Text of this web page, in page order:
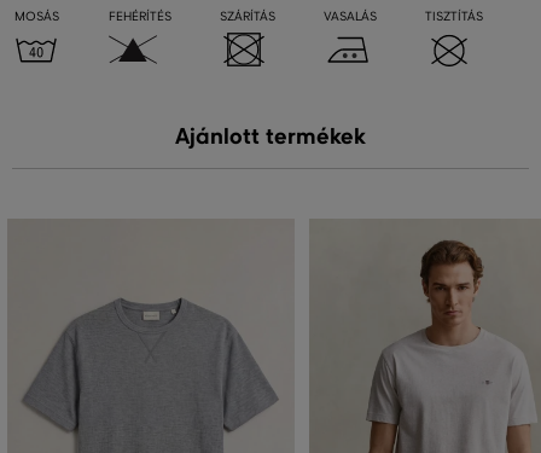
MOSÁS FEHÉRÍTÉS SZÁRÍTÁS VASALÁS TISZTÍTÁS
Ajánlott termékek